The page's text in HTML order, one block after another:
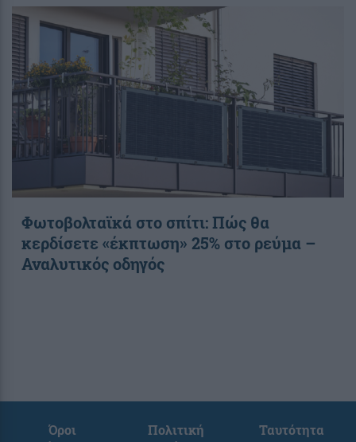
Φωτοβολταϊκά στο σπίτι: Πώς θα
κερδίσετε «έκπτωση» 25% στο ρεύμα –
Αναλυτικός οδηγός
Όροι
Πολιτική
Ταυτότητα